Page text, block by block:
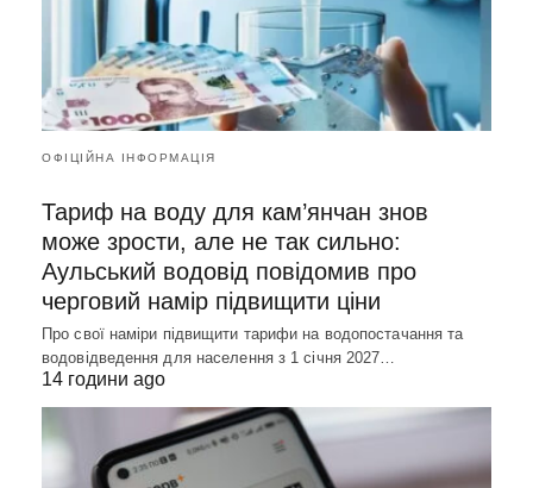
ОФІЦІЙНА ІНФОРМАЦІЯ
Тариф на воду для кам’янчан знов
може зрости, але не так сильно:
Аульський водовід повідомив про
черговий намір підвищити ціни
Про свої наміри підвищити тарифи на водопостачання та
водовідведення для населення з 1 січня 2027…
14 години ago